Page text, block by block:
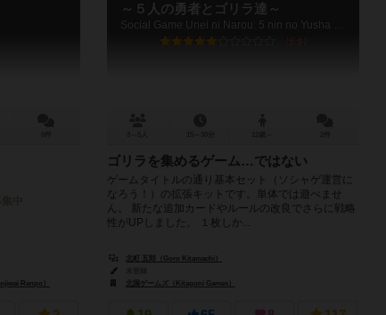
Renpo）
～５人の勇者とゴリラ達～
5.9
ゴリラを集めるゲーム…ではない
ゲームタイトルの通り基本セット（ソシャゲ運営に
なろう！）の拡張キットです。単体では遊べませ
ん。 新たな追加カードやルールの改良でさらに戦略
性がUPしました。 １枚しか...
北町 五郎（Goro Kitamachi）
北国ゲームズ（Kitaguni Games）